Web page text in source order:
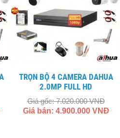
TRỌN BỘ 4 CAMERA DAHUA
2.0MP FULL HD
Giá gốc: 7.020.000 VNĐ
Giá bán: 4.900.000 VNĐ